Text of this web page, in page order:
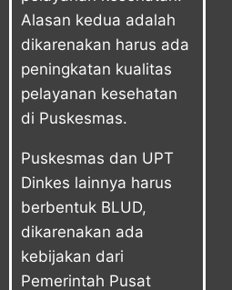
Alasan kedua adalah
dikarenakan harus ada
peningkatan kualitas
pelayanan kesehatan
di Puskesmas.
Puskesmas dan UPT
Dinkes lainnya harus
berbentuk BLUD,
dikarenakan ada
kebijakan dari
Pemerintah Pusat